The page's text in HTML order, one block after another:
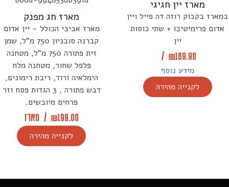
מארז יין חגיגי
במארז בקבוק רוזה דה פייל ויין
אדום פרימיטיבו + שתי כוסות
יין
₪169.90
/
מידע נוסף
לקנייה מהירה
מארז חג מפנק
מארז אביבי הכולל - יין אדום
קברנה סובניון 750 מ"ל, שמן
זית פתורה 750 מ"ל, מטחנה
פלפל שחור, מטחנה מלח
הימלאיה ורוד, ריבת רימונים,
דבש פתורה , 3 הגדות פסח וזר
פרחים מיובשים.
₪199.00
/ מארז
לקנייה מהירה